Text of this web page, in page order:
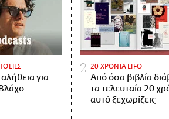
για
20 ΧΡΟΝΙΑ LIFO
Από όσα βιβλία
τα τελευταία 20
αυτό ξεχωρίζεις